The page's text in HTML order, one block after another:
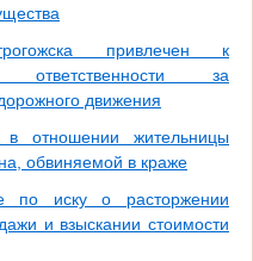
привлечен к
ответственности за
движения
в отношении жительницы
обвиняемой в краже
по иску о расторжении
и взыскании стоимости